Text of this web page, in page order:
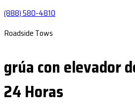
(888) 580-4810
Roadside Tows
grúa con elevador
24 Horas